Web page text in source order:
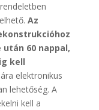
Az
60 nappal,
kell
elektronikus
lehetőség. A
kell a